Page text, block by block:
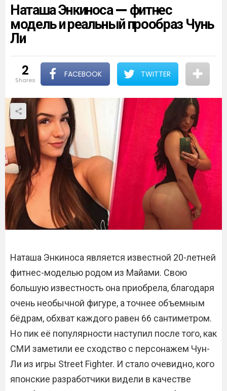
Наташа Энкиноса — фитнес
модель и реальный прообраз Чунь
Ли
2
shares
FACEBOOK TWITTER
Наташа Энкиноса является известной 20-летней
фитнес-моделью родом из Майами. Свою
большую известность она приобрела, благодаря
очень необычной фигуре, а точнее объемным
бёдрам, обхват каждого равен 66 сантиметром.
Но пик её популярности наступил после того, как
СМИ заметили ее сходство с персонажем Чун-
Ли из игры Street Fighter. И стало очевидно, кого
японские разработчики видели в качестве